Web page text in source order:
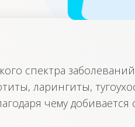
спектра
ларингиты,
чему добивается